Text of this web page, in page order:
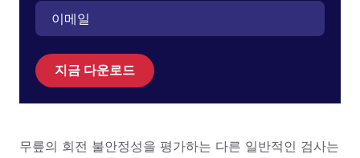
지금 다운로드
무릎의 회전 불안정성을 평가하는 다른 일반적인 검사는